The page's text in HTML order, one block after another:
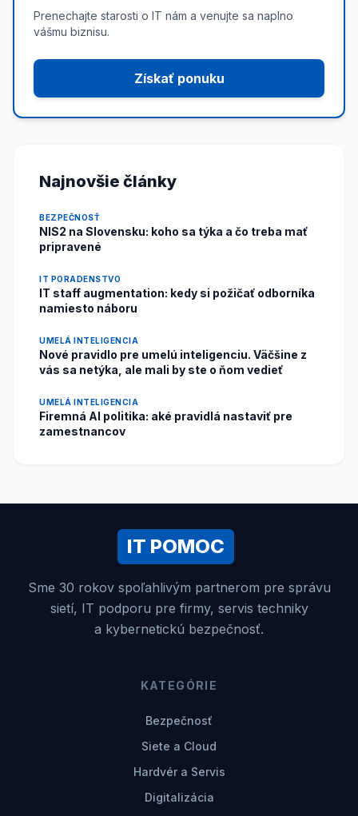
Prenechajte starosti o IT nám a venujte sa naplno
vášmu biznisu.
Získať ponuku
Najnovšie články
BEZPEČNOSŤ
NIS2 na Slovensku: koho sa týka a čo treba mať
pripravené
IT PORADENSTVO
IT staff augmentation: kedy si požičať odborníka
namiesto náboru
UMELÁ INTELIGENCIA
Nové pravidlo pre umelú inteligenciu. Väčšine z
vás sa netýka, ale mali by ste o ňom vedieť
UMELÁ INTELIGENCIA
Firemná AI politika: aké pravidlá nastaviť pre
zamestnancov
IT POMOC
Sme 30 rokov spoľahlivým partnerom pre správu
sietí, IT podporu pre firmy, servis techniky
a kybernetickú bezpečnosť.
KATEGÓRIE
Bezpečnosť
Siete a Cloud
Hardvér a Servis
Digitalizácia